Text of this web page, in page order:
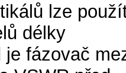
lze
délky
je fázovač